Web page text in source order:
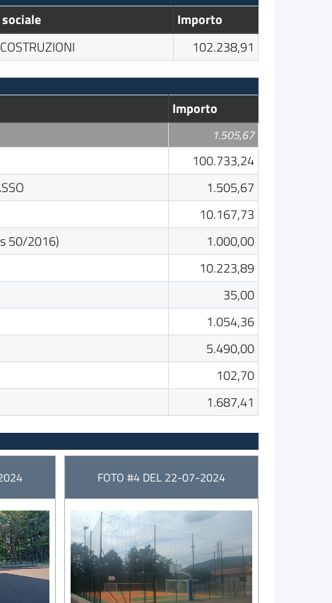
Importo
102.238,91
Importo
1.505,67
100.733,24
1.505,67
10.167,73
50/2016)
1.000,00
10.223,89
35,00
1.054,36
5.490,00
102,70
1.687,41
FOTO #4 DEL 22-07-2024